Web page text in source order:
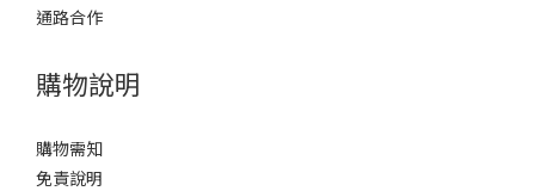
通路合作
購物說明
購物需知
免責說明